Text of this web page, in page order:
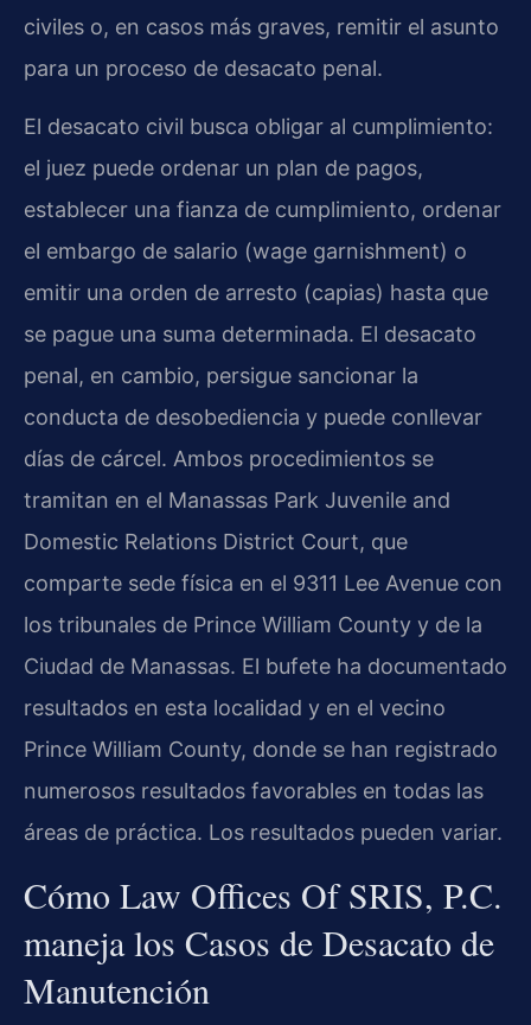
civiles o, en casos más graves, remitir el asunto
para un proceso de desacato penal.
El desacato civil busca obligar al cumplimiento:
el juez puede ordenar un plan de pagos,
establecer una fianza de cumplimiento, ordenar
el embargo de salario (wage garnishment) o
emitir una orden de arresto (capias) hasta que
se pague una suma determinada. El desacato
penal, en cambio, persigue sancionar la
conducta de desobediencia y puede conllevar
días de cárcel. Ambos procedimientos se
tramitan en el Manassas Park Juvenile and
Domestic Relations District Court, que
comparte sede física en el 9311 Lee Avenue con
los tribunales de Prince William County y de la
Ciudad de Manassas. El bufete ha documentado
resultados en esta localidad y en el vecino
Prince William County, donde se han registrado
numerosos resultados favorables en todas las
áreas de práctica. Los resultados pueden variar.
Cómo Law Offices Of SRIS, P.C.
maneja los Casos de Desacato de
Manutención